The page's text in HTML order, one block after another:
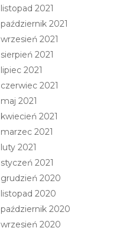
listopad 2021
październik 2021
wrzesień 2021
sierpień 2021
lipiec 2021
czerwiec 2021
maj 2021
kwiecień 2021
marzec 2021
luty 2021
styczeń 2021
grudzień 2020
listopad 2020
październik 2020
wrzesień 2020